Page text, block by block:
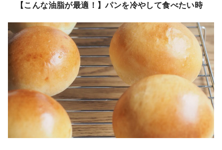
【こんな油脂が最適！】パンを冷やして食べたい時